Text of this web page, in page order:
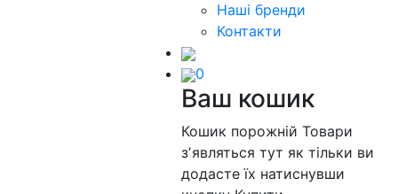
Наші бренди
Контакти
0
Ваш кошик
Кошик порожнійТовари
зʼявляться тут як тільки ви
додасте їх натиснувши